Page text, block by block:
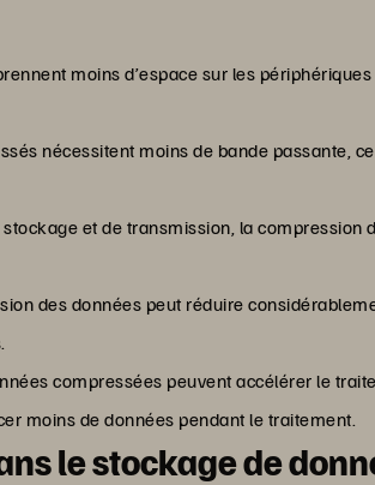
moins d’espace sur les
nécessitent moins de bande passante,
et de transmission, la
des données peut réduire
compressées peuvent accélérer le
moins de données pendant le traitement.
le stockage de